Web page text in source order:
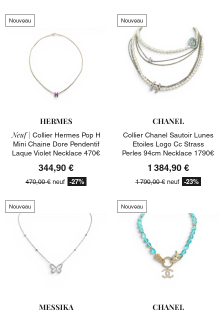
Nouveau
HERMES
Neuf | Collier Hermes Pop H
Mini Chaine Dore Pendentif
Laque Violet Necklace 470€
344,90 €
470,00 € neuf -27%
Nouveau
CHANEL
Collier Chanel Sautoir Lunes
Etoiles Logo Cc Strass
Perles 94cm Necklace 1790€
1 384,90 €
1 790,00 €neuf -23%
Nouveau
MESSIKA
Nouveau
CHANEL